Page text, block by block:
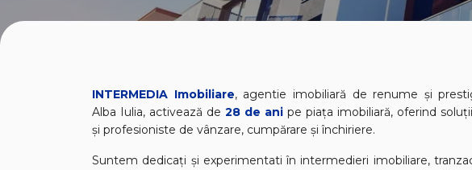
INTERMEDIA Imobiliare, agentie imobiliară de renume și
Alba Iulia, activează de 28 de ani pe piața imobiliară, oferind
și profesioniste de vânzare, cumpărare și închiriere.
Suntem dedicați și experimentati în intermedieri imobiliare,